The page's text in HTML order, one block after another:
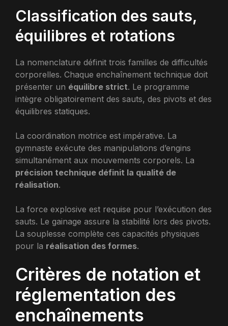
Classification des sauts,
équilibres et rotations
La nomenclature définit trois familles de difficultés
corporelles. Chaque enchaînement technique doit
présenter un équilibre strict. Le programme
intègre obligatoirement des sauts, des pivots et des
équilibres statiques.
La coordination motrice est impérative. La
gymnaste exécute des manipulations d’engins
simultanément aux mouvements corporels. La
précision technique définit la qualité de
réalisation.
La force explosive est requise pour l’exécution des
sauts. Le gainage assure la stabilité lors des pivots.
La souplesse complète ces capacités physiques
pour la réalisation des formes.
Critères de notation et
réglementation des
enchaînements